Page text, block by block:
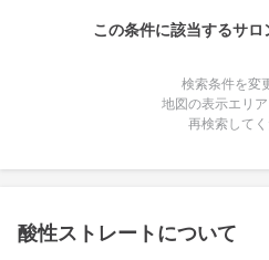
この条件に該当するサ
検索条件を変
地図の表示エリ
再検索して
酸性ストレートについて